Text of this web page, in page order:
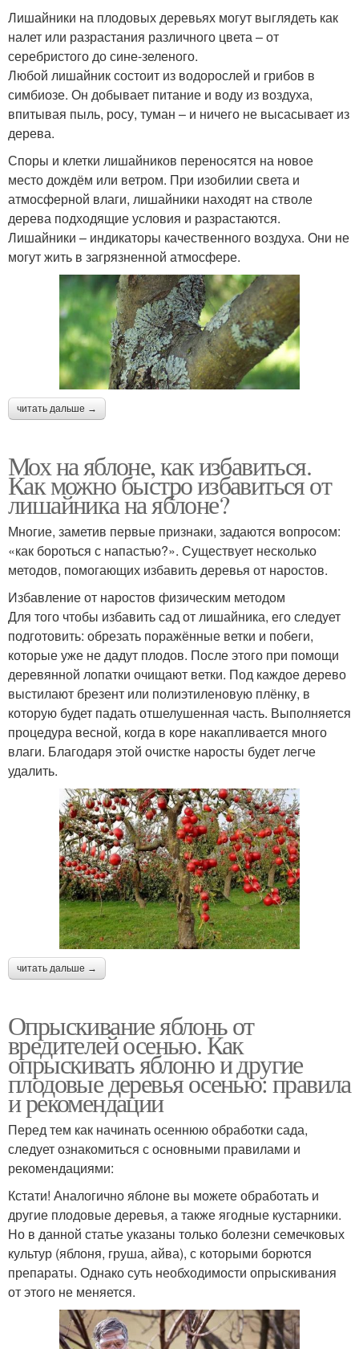
Лишайники на плодовых деревьях могут выглядеть как
налет или разрастания различного цвета – от
серебристого до сине-зеленого.
Любой лишайник состоит из водорослей и грибов в
симбиозе. Он добывает питание и воду из воздуха,
впитывая пыль, росу, туман – и ничего не высасывает из
дерева.
Споры и клетки лишайников переносятся на новое
место дождём или ветром. При изобилии света и
атмосферной влаги, лишайники находят на стволе
дерева подходящие условия и разрастаются.
Лишайники – индикаторы качественного воздуха. Они не
могут жить в загрязненной атмосфере.
читать дальше →
Мох на яблоне, как избавиться.
Как можно быстро избавиться от
лишайника на яблоне?
Многие, заметив первые признаки, задаются вопросом:
«как бороться с напастью?». Существует несколько
методов, помогающих избавить деревья от наростов.
Избавление от наростов физическим методом
Для того чтобы избавить сад от лишайника, его следует
подготовить: обрезать поражённые ветки и побеги,
которые уже не дадут плодов. После этого при помощи
деревянной лопатки очищают ветки. Под каждое дерево
выстилают брезент или полиэтиленовую плёнку, в
которую будет падать отшелушенная часть. Выполняется
процедура весной, когда в коре накапливается много
влаги. Благодаря этой очистке наросты будет легче
удалить.
читать дальше →
Опрыскивание яблонь от
вредителей осенью. Как
опрыскивать яблоню и другие
плодовые деревья осенью: правила
и рекомендации
Перед тем как начинать осеннюю обработки сада,
следует ознакомиться с основными правилами и
рекомендациями:
Кстати! Аналогично яблоне вы можете обработать и
другие плодовые деревья, а также ягодные кустарники.
Но в данной статье указаны только болезни семечковых
культур (яблоня, груша, айва), с которыми борются
препараты. Однако суть необходимости опрыскивания
от этого не меняется.